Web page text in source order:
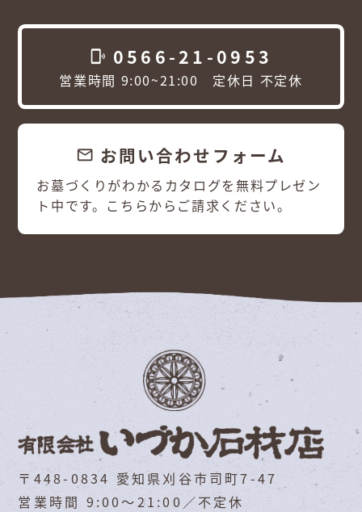
phonelink_ring 0566-21-0953
営業時間 9:00~21:00 定休日 不定休
email お問い合わせフォーム
お墓づくりがわかるカタログを無料プレゼン
ト中です。こちらからご請求ください。
〒448-0834 愛知県刈谷市司町7-47
営業時間 9:00～21:00／不定休